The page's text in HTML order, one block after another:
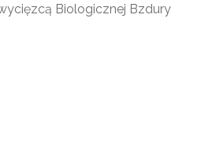
Biologicznej Bzdury